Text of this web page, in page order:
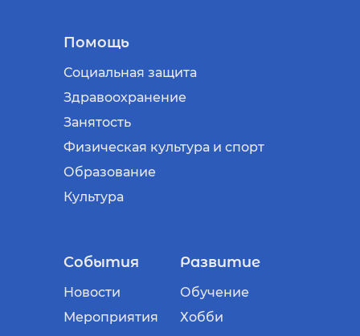
Помощь
Социальная защита
Здравоохранение
Занятость
Физическая культура и спорт
Образование
Культура
События
Новости
Мероприятия
Развитие
Обучение
Хобби